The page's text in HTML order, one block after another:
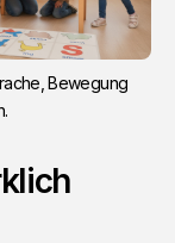
Bewegung